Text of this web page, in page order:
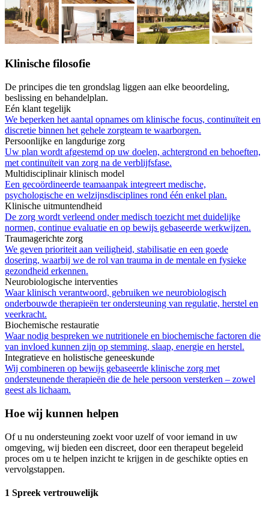
Klinische filosofie
De principes die ten grondslag liggen aan elke beoordeling,
beslissing en behandelplan.
Eén klant tegelijk
We beperken het aantal opnames om klinische focus, continuïteit en
discretie binnen het gehele zorgteam te waarborgen.
Persoonlijke en langdurige zorg
Uw plan wordt afgestemd op uw doelen, achtergrond en behoeften,
met continuïteit van zorg na de verblijfsfase.
Multidisciplinair klinisch model
Een gecoördineerde teamaanpak integreert medische,
psychologische en welzijnsdisciplines rond één enkel plan.
Klinische uitmuntendheid
De zorg wordt verleend onder medisch toezicht met duidelijke
normen, continue evaluatie en op bewijs gebaseerde werkwijzen.
Traumagerichte zorg
We geven prioriteit aan veiligheid, stabilisatie en een goede
dosering, waarbij we de rol van trauma in de mentale en fysieke
gezondheid erkennen.
Neurobiologische interventies
Waar klinisch verantwoord, gebruiken we neurobiologisch
onderbouwde therapieën ter ondersteuning van regulatie, herstel en
veerkracht.
Biochemische restauratie
Waar nodig bespreken we nutritionele en biochemische factoren die
van invloed kunnen zijn op stemming, slaap, energie en herstel.
Integratieve en holistische geneeskunde
Wij combineren op bewijs gebaseerde klinische zorg met
ondersteunende therapieën die de hele persoon versterken – zowel
geest als lichaam.
Hoe wij kunnen helpen
Of u nu ondersteuning zoekt voor uzelf of voor iemand in uw
omgeving, wij bieden een discreet, door een therapeut begeleid
proces om u te helpen inzicht te krijgen in de geschikte opties en
vervolgstappen.
1 Spreek vertrouwelijk